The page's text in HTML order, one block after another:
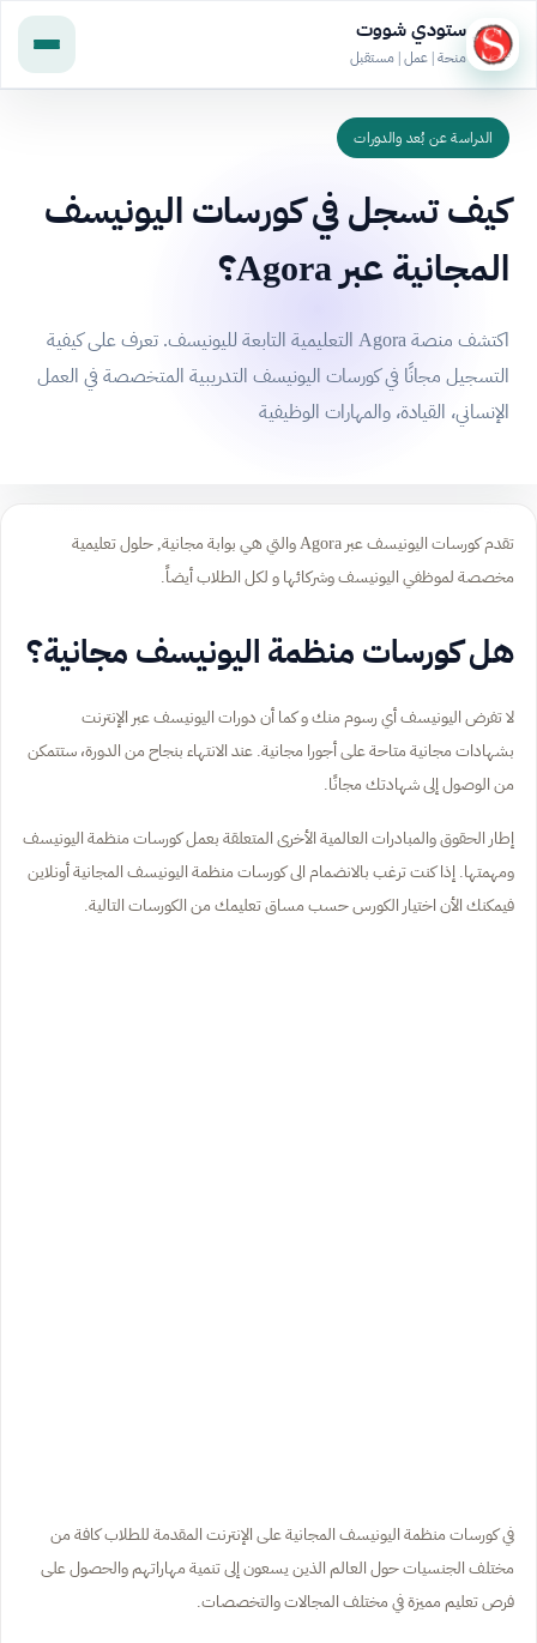
ستودي شووت
منحة | عمل | مستقبل
الدراسة عن بُعد والدورات
كيف تسجل في كورسات اليونيسف
المجانية عبر Agora؟
اكتشف منصة Agora التعليمية التابعة لليونيسف. تعرف على كيفية
التسجيل مجانًا في كورسات اليونيسف التدريبية المتخصصة في العمل
الإنساني، القيادة، والمهارات الوظيفية
تقدم كورسات اليونيسف عبر Agora والتي هي بوابة مجانية, حلول تعليمية
مخصصة لموظفي اليونيسف وشركائها و لكل الطلاب أيضاً.
هل كورسات منظمة اليونيسف مجانية؟
لا تفرض اليونيسف أي رسوم منك و كما أن دورات اليونيسف عبر الإنترنت
بشهادات مجانية متاحة على أجورا مجانية. عند الانتهاء بنجاح من الدورة، ستتمكن
من الوصول إلى شهادتك مجانًا.
إطار الحقوق والمبادرات العالمية الأخرى المتعلقة بعمل كورسات منظمة اليونيسف
ومهمتها. إذا كنت ترغب بالانضمام الى كورسات منظمة اليونيسف المجانية أونلاين
فيمكنك الأن اختيار الكورس حسب مساق تعليمك من الكورسات التالية.
في كورسات منظمة اليونيسف المجانية على الإنترنت المقدمة للطلاب كافة من
مختلف الجنسيات حول العالم الذين يسعون إلى تنمية مهاراتهم والحصول على
فرص تعليم مميزة في مختلف المجالات والتخصصات.